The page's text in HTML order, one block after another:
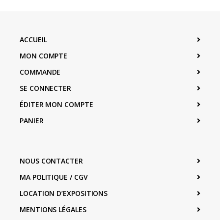
ACCUEIL
MON COMPTE
COMMANDE
SE CONNECTER
ÉDITER MON COMPTE
PANIER
NOUS CONTACTER
MA POLITIQUE / CGV
LOCATION D’EXPOSITIONS
MENTIONS LÉGALES